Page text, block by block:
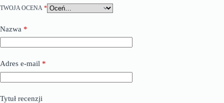
TWOJA OCENA *
Nazwa *
Adres e-mail *
Tytuł recenzji